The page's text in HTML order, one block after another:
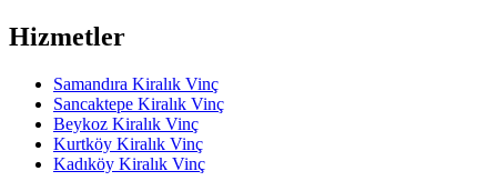
Hizmetler
Samandıra Kiralık Vinç
Sancaktepe Kiralık Vinç
Beykoz Kiralık Vinç
Kurtköy Kiralık Vinç
Kadıköy Kiralık Vinç